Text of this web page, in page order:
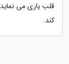
قلب یاری می
کند.